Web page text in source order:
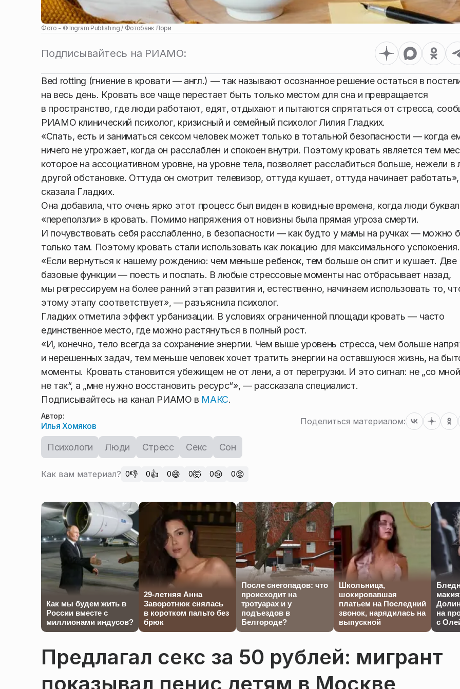
Фото - © Ingram Publishing / Фотобанк Лори
Подписывайтесь на РИАМО:
Bed rotting (гниение в кровати — англ.) — так называют осознанное решение остаться в
на весь день. Кровать все чаще перестает быть только местом для сна и превращается
в пространство, где люди работают, едят, отдыхают и пытаются спрятаться от стресса,
РИАМО клинический психолог, кризисный и семейный психолог Лилия Гладких.
«Спать, есть и заниматься сексом человек может только в тотальной безопасности — когда
ничего не угрожает, когда он расслаблен и спокоен внутри. Поэтому кровать является тем
которое на ассоциативном уровне, на уровне тела, позволяет расслабиться больше, нежели в
другой обстановке. Оттуда он смотрит телевизор, оттуда кушает, оттуда начинает
сказала Гладких.
Она добавила, что очень ярко этот процесс был виден в ковидные времена, когда люди
«переползли» в кровать. Помимо напряжения от новизны была прямая угроза смерти.
И почувствовать себя расслабленно, в безопасности — как будто у мамы на ручках — можно
только там. Поэтому кровать стали использовать как локацию для максимального успокоения.
«Если вернуться к нашему рождению: чем меньше ребенок, тем больше он спит и кушает. Две
базовые функции — поесть и поспать. В любые стрессовые моменты нас отбрасывает назад,
мы регрессируем на более ранний этап развития и, естественно, начинаем использовать то,
этому этапу соответствует», — разъяснила психолог.
Гладких отметила эффект урбанизации. В условиях ограниченной площади кровать — часто
единственное место, где можно растянуться в полный рост.
«И, конечно, тело всегда за сохранение энергии. Чем выше уровень стресса, чем больше
и нерешенных задач, тем меньше человек хочет тратить энергии на оставшуюся жизнь, на
моменты. Кровать становится убежищем не от лени, а от перегрузки. И это сигнал: не „со
не так“, а „мне нужно восстановить ресурс“», — рассказала специалист.
Подписывайтесь на канал РИАМО в МАКС.
Автор:
Илья Хомяков Поделиться материалом:
Психологи Люди Стресс Секс Сон
Как вам материал? 0👎 0👍 0😄 0🤯 0😢 0😡
Как мы будем жить в
России вместе с
миллионами индусов?
29-летняя Анна
Заворотнюк снялась
в коротком пальто без
брюк
После снегопадов: что
происходит на
тротуарах и у
подъездов в
Белгороде?
Школьница,
шокировавшая
платьем на Последний
звонок, нарядилась на
выпускной
на
с
Предлагал секс за 50 рублей: мигрант
показывал пенис детям в Москве